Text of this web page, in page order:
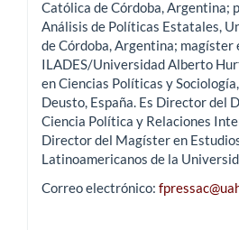
Católica de Córdoba, Argentina;
Análisis de Políticas Estatales,
de Córdoba, Argentina; magíster
ILADES/Universidad Alberto
en Ciencias Políticas y
Deusto, España. Es Director del
Ciencia Política y Relaciones
Director del Magíster en
Latinoamericanos de la
Correo electrónico: